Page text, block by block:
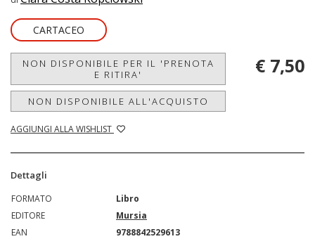
CARTACEO
NON DISPONIBILE PER IL 'PRENOTA
E RITIRA'
NON DISPONIBILE ALL'ACQUISTO
AGGIUNGI ALLA WISHLIST
€ 7,50
Dettagli
FORMATO
Libro
EDITORE
Mursia
EAN
9788842529613